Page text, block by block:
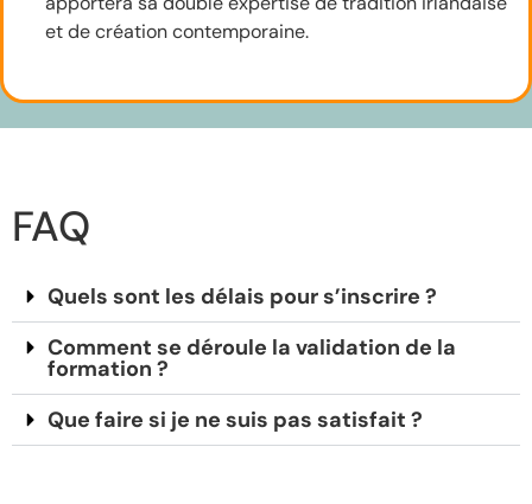
et de création contemporaine.
FAQ
Quels sont les délais pour s’inscrire ?
Comment se déroule la validation de la
formation ?
Que faire si je ne suis pas satisfait ?